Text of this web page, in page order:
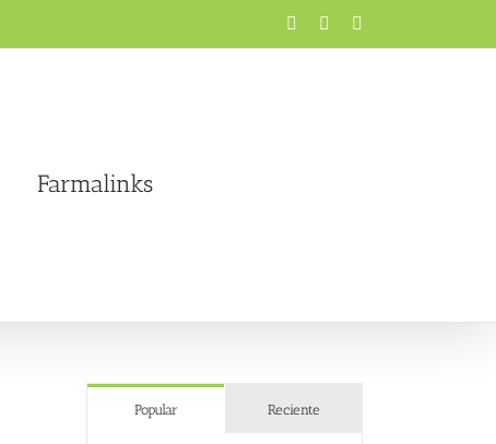
Facebook
Farmalinks
Popular Reciente